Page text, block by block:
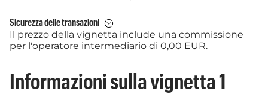
Sicurezza delle transazioni
Il prezzo della vignetta include una commissione
per l'operatore intermediario di 0,00 EUR.
Informazioni sulla vignetta 1